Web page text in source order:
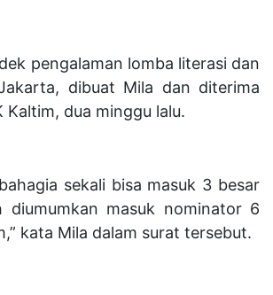
pengalaman lomba literasi dan
dibuat Mila dan diterima
Kaltim, dua minggu lalu.
sekali bisa masuk 3 besar
diumumkan masuk nominator 6
kata Mila dalam surat tersebut.